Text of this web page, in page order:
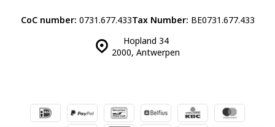
Hopland 34
2000, Antwerpen
CoC number: 0731.677.433Tax Number: BE0731.677.433